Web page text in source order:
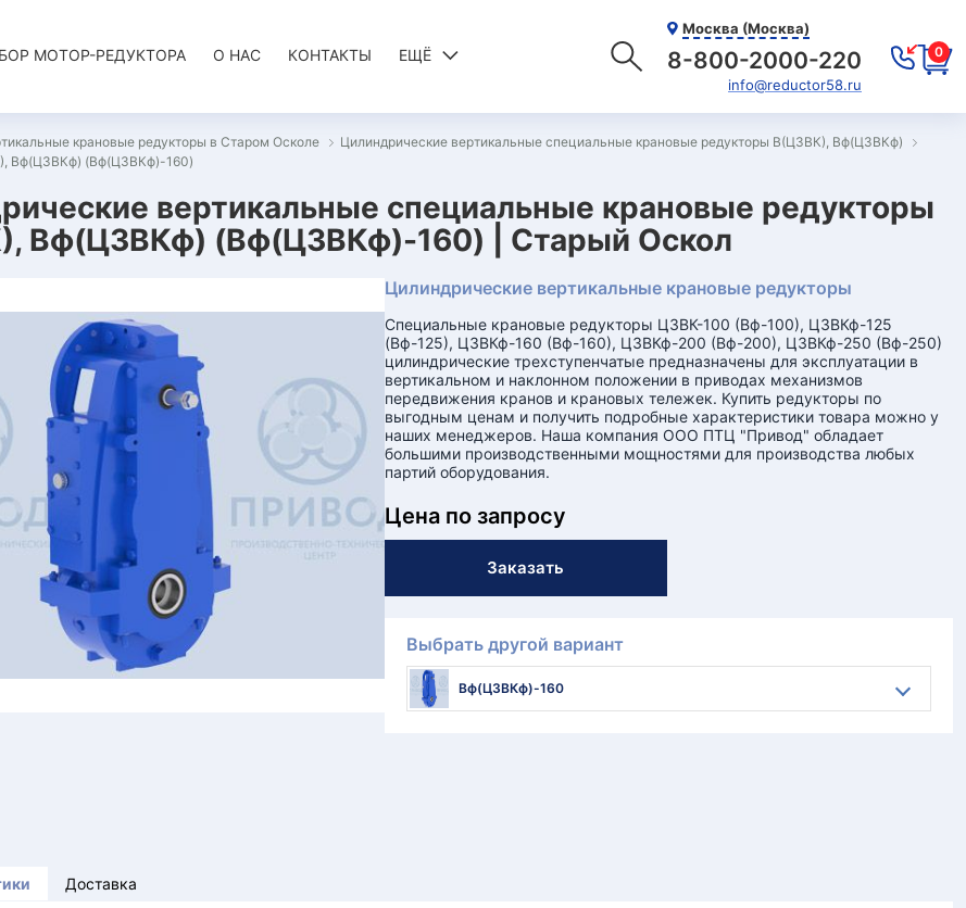
МОТОР-РЕДУКТОРА О НАС КОНТАКТЫ ЕЩЁ
Москва (Москва)
8-800-2000-220
info@reductor58.ru
0
крановые редукторы в Старом Осколе
Цилиндрические вертикальные специальные крановые редукторы В(Ц3ВК), Вф(Ц3ВКф)
Вф(Ц3ВКф) (Вф(Ц3ВКф)-160)
вертикальные специальные крановые редукторы
Вф(Ц3ВКф) (Вф(Ц3ВКф)-160) | Старый Оскол
Цилиндрические вертикальные крановые редукторы
Специальные крановые редукторы Ц3ВК-100 (Вф-100), Ц3ВКф-125
(Вф-125), Ц3ВКф-160 (Вф-160), Ц3ВКф-200 (Вф-200), Ц3ВКф-250 (Вф-250)
цилиндрические трехступенчатые предназначены для эксплуатации в
вертикальном и наклонном положении в приводах механизмов
передвижения кранов и крановых тележек. Купить редукторы по
выгодным ценам и получить подробные характеристики товара можно у
наших менеджеров. Наша компания ООО ПТЦ "Привод" обладает
большими производственными мощностями для производства любых
партий оборудования.
Цена по запросу
Заказать
Выбрать другой вариант
Вф(Ц3ВКф)-160
Доставка